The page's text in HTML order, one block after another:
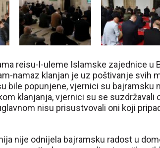
reisu-l-uleme Islamske zajednice u
namaz klanjan je uz poštivanje svih
bile popunjene, vjernici su bajramsku
klanjanja, vjernici su se suzdržavali
nisu prisustvovali oni koji
nije odnijela bajramsku radost u